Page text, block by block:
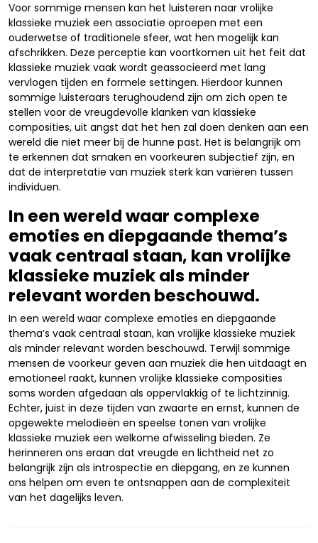
Voor sommige mensen kan het luisteren naar vrolijke
klassieke muziek een associatie oproepen met een
ouderwetse of traditionele sfeer, wat hen mogelijk kan
afschrikken. Deze perceptie kan voortkomen uit het feit dat
klassieke muziek vaak wordt geassocieerd met lang
vervlogen tijden en formele settingen. Hierdoor kunnen
sommige luisteraars terughoudend zijn om zich open te
stellen voor de vreugdevolle klanken van klassieke
composities, uit angst dat het hen zal doen denken aan een
wereld die niet meer bij de hunne past. Het is belangrijk om
te erkennen dat smaken en voorkeuren subjectief zijn, en
dat de interpretatie van muziek sterk kan variëren tussen
individuen.
In een wereld waar complexe
emoties en diepgaande thema’s
vaak centraal staan, kan vrolijke
klassieke muziek als minder
relevant worden beschouwd.
In een wereld waar complexe emoties en diepgaande
thema’s vaak centraal staan, kan vrolijke klassieke muziek
als minder relevant worden beschouwd. Terwijl sommige
mensen de voorkeur geven aan muziek die hen uitdaagt en
emotioneel raakt, kunnen vrolijke klassieke composities
soms worden afgedaan als oppervlakkig of te lichtzinnig.
Echter, juist in deze tijden van zwaarte en ernst, kunnen de
opgewekte melodieën en speelse tonen van vrolijke
klassieke muziek een welkome afwisseling bieden. Ze
herinneren ons eraan dat vreugde en lichtheid net zo
belangrijk zijn als introspectie en diepgang, en ze kunnen
ons helpen om even te ontsnappen aan de complexiteit
van het dagelijks leven.